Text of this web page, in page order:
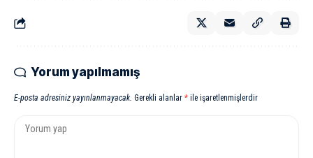
Yorum yapılmamış
E-posta adresiniz yayınlanmayacak. Gerekli alanlar * ile işaretlenmişlerdir